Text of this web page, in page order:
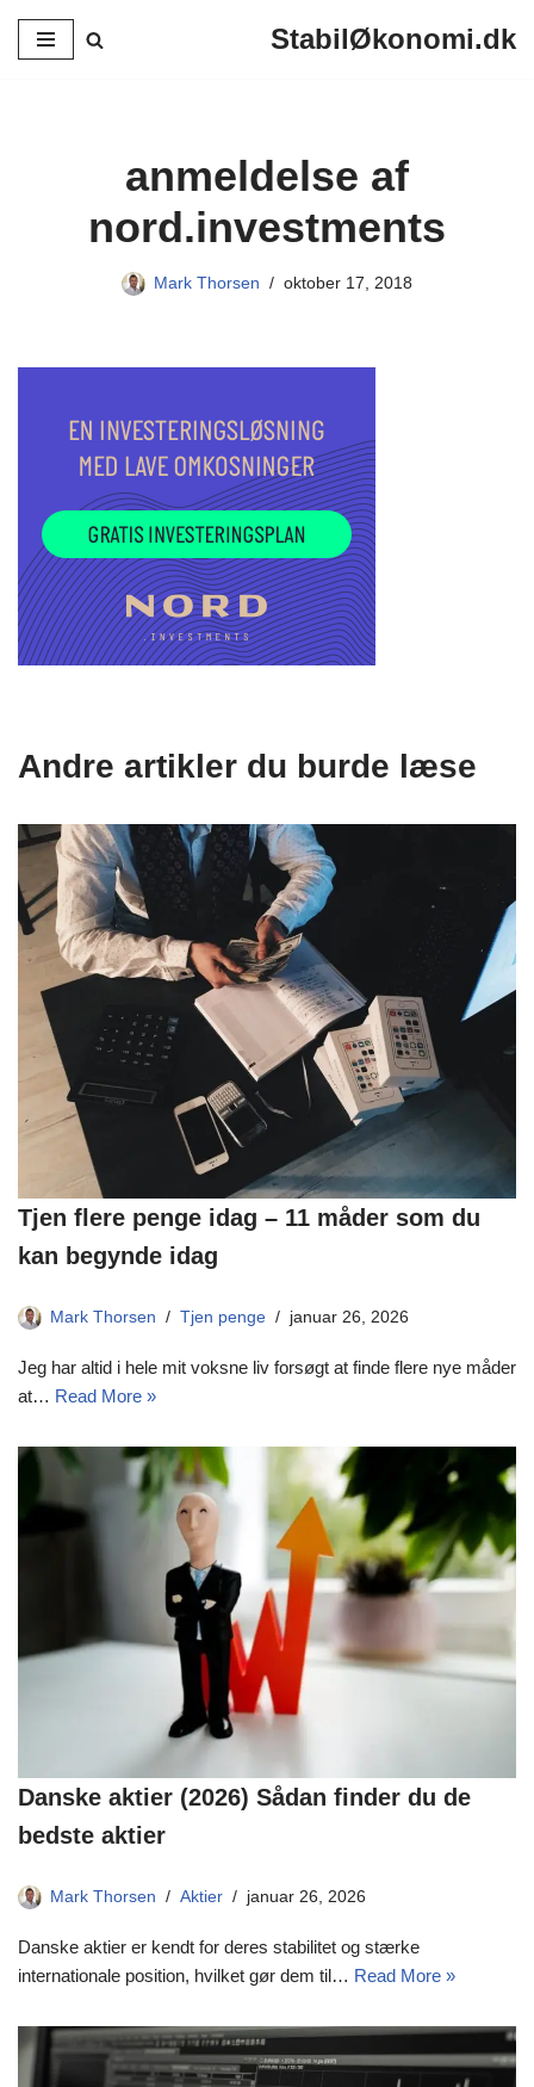
Spring
StabilØkonomi.dk
anmeldelse af
nord.investments
Mark Thorsen oktober 17, 2018
Andre artikler du burde læse
Tjen flere penge idag – 11 måder som du
kan begynde idag
Mark Thorsen Tjen penge januar 26, 2026
Jeg har altid i hele mit voksne liv forsøgt at finde flere nye måder
at… Read More »
Danske aktier (2026) Sådan finder du de
bedste aktier
Mark Thorsen Aktier januar 26, 2026
Danske aktier er kendt for deres stabilitet og stærke
internationale position, hvilket gør dem til… Read More »